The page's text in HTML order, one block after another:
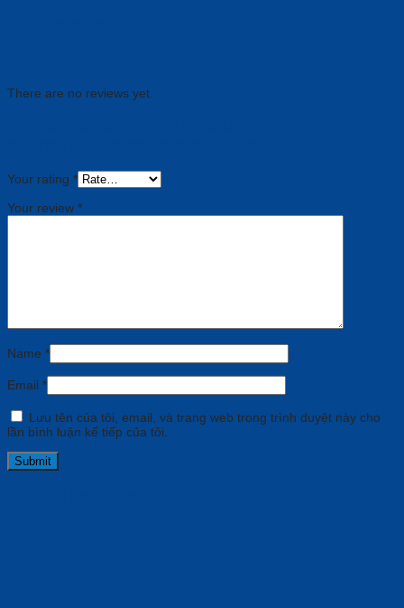
There are no reviews yet.
Your rating *
Your review *
Name *
Email *
Lưu tên của tôi, email, và trang web trong trình duyệt này cho
lần bình luận kế tiếp của tôi.